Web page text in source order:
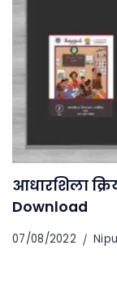
आधारशिला
Download
07/08/2022